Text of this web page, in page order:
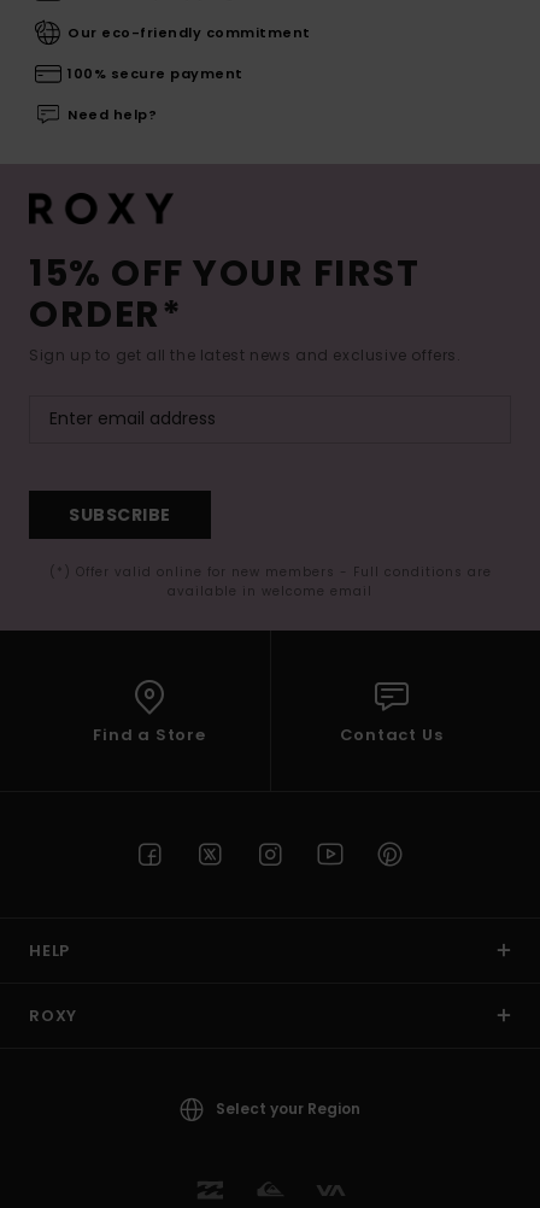
Our eco-friendly commitment
100% secure payment
Need help?
15% OFF YOUR FIRST
ORDER*
Sign up to get all the latest news and exclusive offers.
SUBSCRIBE
(*) Offer valid online for new members - Full conditions are
available in welcome email
Find a Store Contact Us
HELP
ROXY
Select your Region